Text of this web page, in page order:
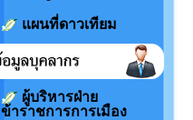
แผนที่ดาวเทียม
ผู้บริหารฝ่าย
ข้าราชการการเมือง